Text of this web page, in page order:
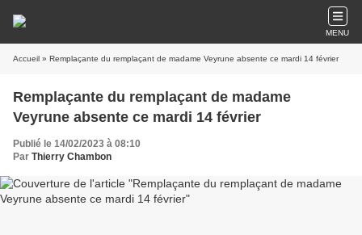
MENU
Accueil » Remplaçante du remplaçant de madame Veyrune absente ce mardi 14 février
Remplaçante du remplaçant de madame
Veyrune absente ce mardi 14 février
Publié le 14/02/2023 à 08:10
Par Thierry Chambon